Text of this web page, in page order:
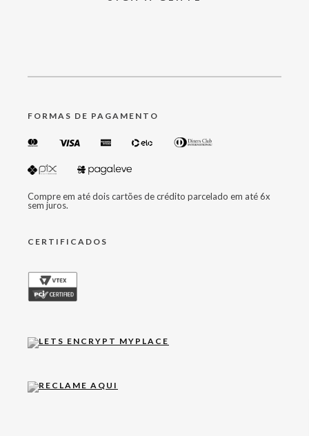
FORMAS DE PAGAMENTO
Compre em até dois cartões de crédito parcelado em até 6x
sem juros.
CERTIFICADOS